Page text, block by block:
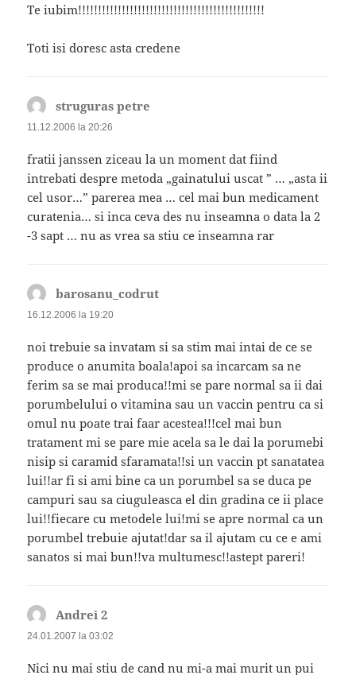
Te iubim!!!!!!!!!!!!!!!!!!!!!!!!!!!!!!!!!!!!!!!!!!!!!!!
Toti isi doresc asta credene
struguras petre
11.12.2006 la 20:26
fratii janssen ziceau la un moment dat fiind
intrebati despre metoda „gainatului uscat ” … „asta ii
cel usor…” parerea mea … cel mai bun medicament
curatenia… si inca ceva des nu inseamna o data la 2
-3 sapt … nu as vrea sa stiu ce inseamna rar
barosanu_codrut
16.12.2006 la 19:20
noi trebuie sa invatam si sa stim mai intai de ce se
produce o anumita boala!apoi sa incarcam sa ne
ferim sa se mai produca!!mi se pare normal sa ii dai
porumbelului o vitamina sau un vaccin pentru ca si
omul nu poate trai faar acestea!!!cel mai bun
tratament mi se pare mie acela sa le dai la porumebi
nisip si caramid sfaramata!!si un vaccin pt sanatatea
lui!!ar fi si ami bine ca un porumbel sa se duca pe
campuri sau sa ciuguleasca el din gradina ce ii place
lui!!fiecare cu metodele lui!mi se apre normal ca un
porumbel trebuie ajutat!dar sa il ajutam cu ce e ami
sanatos si mai bun!!va multumesc!!astept pareri!
Andrei 2
24.01.2007 la 03:02
Nici nu mai stiu de cand nu mi-a mai murit un pui